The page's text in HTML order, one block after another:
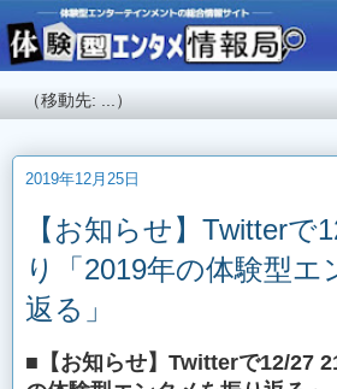
2019年12月25日
【お知らせ】Twitterで
り「2019年の体験型エ
返る」
■【お知らせ】Twitterで12/27